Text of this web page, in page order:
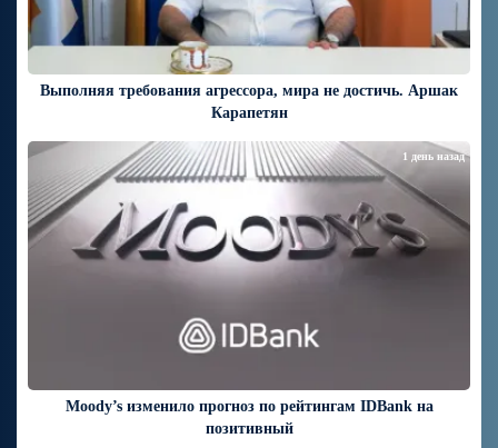
Выполняя требования агрессора, мира не достичь. Аршак
Карапетян
Moody’s изменило прогноз по рейтингам IDBank на
позитивный
1 день назад